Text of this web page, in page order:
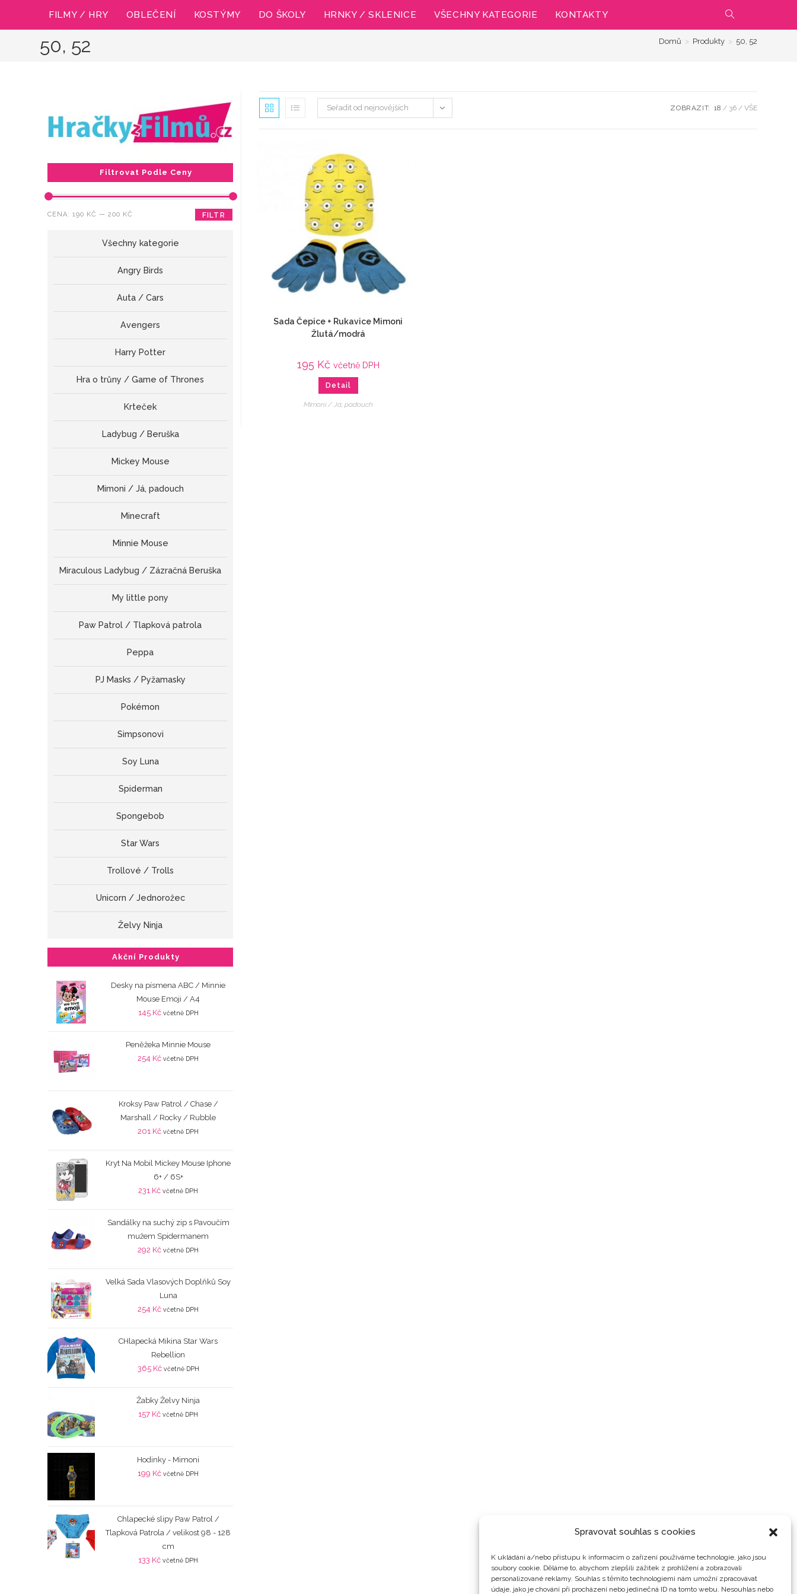
Spravovat souhlas s cookies
K ukládání a/nebo přístupu k informacím o zařízení používáme technologie, jako jsou
soubory cookie. Děláme to, abychom zlepšili zážitek z prohlížení a zobrazovali
personalizované reklamy. Souhlas s těmito technologiemi nám umožní zpracovávat
údaje, jako je chování při procházení nebo jedinečná ID na tomto webu. Nesouhlas nebo
FILMY / HRY OBLEČENÍ KOSTÝMY DO ŠKOLY HRNKY / SKLENICE VŠECHNY KATEGORIE KONTAKTY PŘEPNOUT
VYHLEDÁVÁNÍ
WEBU
50, 52 Domů > Produkty > 50, 52
Seřadit od nejnovějších ZOBRAZIT: 18 36 VŠE
Sada Čepice + Rukavice Mimoni
Žlutá/modrá
195 Kč včetně DPH
Detail
Mimoni / Já, padouch
Filtrovat Podle Ceny
Minimální
Maximální
FILTR
CENA:190 KČ —200 KČ
Všechny kategorie
Angry Birds
Auta / Cars
Avengers
Harry Potter
Hra o trůny / Game of Thrones
Krteček
Ladybug / Beruška
Mickey Mouse
Mimoni / Já, padouch
Minecraft
Minnie Mouse
Miraculous Ladybug / Zázračná Beruška
My little pony
Paw Patrol / Tlapková patrola
Peppa
PJ Masks / Pyžamasky
Pokémon
Simpsonovi
Soy Luna
Spiderman
Spongebob
Star Wars
Trollové / Trolls
Unicorn / Jednorožec
Želvy Ninja
Akční Produkty
Desky na písmena ABC / Minnie
Mouse Emoji / A4
145 Kč včetně DPH
Peněžeka Minnie Mouse
254 Kč včetně DPH
Kroksy Paw Patrol / Chase /
Marshall / Rocky / Rubble
201 Kč včetně DPH
Kryt Na Mobil Mickey Mouse Iphone
6+ / 6S+
231 Kč včetně DPH
Sandálky na suchý zip s Pavoučím
mužem Spidermanem
292 Kč včetně DPH
Velká Sada Vlasových Doplňků Soy
Luna
254 Kč včetně DPH
CHlapecká Mikina Star Wars
Rebellion
365 Kč včetně DPH
Žabky Želvy Ninja
157 Kč včetně DPH
Hodinky - Mimoni
199 Kč včetně DPH
Chlapecké slipy Paw Patrol /
Tlapková Patrola / velikost 98 - 128
cm
133 Kč včetně DPH